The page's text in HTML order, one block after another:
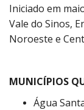
Iniciado em
Vale do Sinos,
Noroeste e
MUNICÍPIOS
Água